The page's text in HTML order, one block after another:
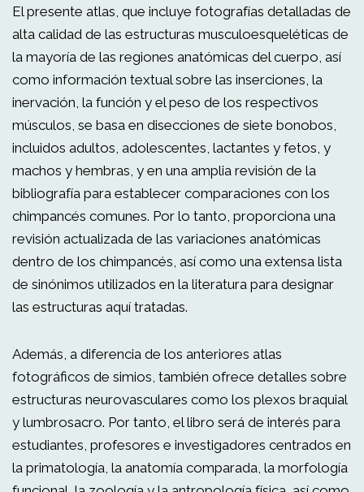
El presente atlas, que incluye fotografías detalladas de
alta calidad de las estructuras musculoesqueléticas de
la mayoría de las regiones anatómicas del cuerpo, así
como información textual sobre las inserciones, la
inervación, la función y el peso de los respectivos
músculos, se basa en disecciones de siete bonobos,
incluidos adultos, adolescentes, lactantes y fetos, y
machos y hembras, y en una amplia revisión de la
bibliografía para establecer comparaciones con los
chimpancés comunes. Por lo tanto, proporciona una
revisión actualizada de las variaciones anatómicas
dentro de los chimpancés, así como una extensa lista
de sinónimos utilizados en la literatura para designar
las estructuras aquí tratadas.
Además, a diferencia de los anteriores atlas
fotográficos de simios, también ofrece detalles sobre
estructuras neurovasculares como los plexos braquial
y lumbrosacro. Por tanto, el libro será de interés para
estudiantes, profesores e investigadores centrados en
la primatología, la anatomía comparada, la morfología